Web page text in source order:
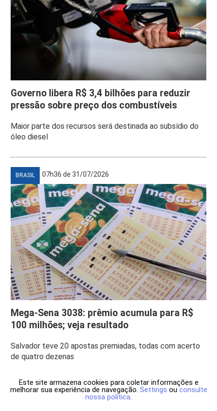
Governo libera R$ 3,4 bilhões para reduzir
pressão sobre preço dos combustíveis
Maior parte dos recursos será destinada ao subsídio do
óleo diesel
BRASIL 07h36 de 31/07/2026
Mega-Sena 3038: prêmio acumula para R$
100 milhões; veja resultado
Salvador teve 20 apostas premiadas, todas com acerto
de quatro dezenas
Este site armazena cookies para coletar informações e
melhorar sua experiência de navegação. Settings ou consulte
nossa política.